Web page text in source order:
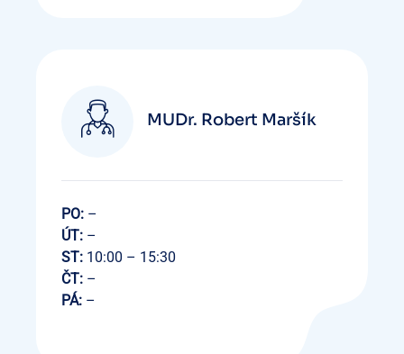
MUDr. Robert Maršík
PO: –
ÚT: –
ST: 10:00 – 15:30
ČT: –
PÁ: –